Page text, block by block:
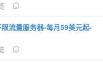
流量服务器-每月59美元起-